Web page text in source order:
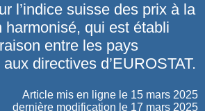
l’indice suisse des prix à la
harmonisé, qui est établi
entre les pays
directives d’EUROSTAT.
Article mis en ligne le 15 mars 2025
dernière modification le 17 mars 2025